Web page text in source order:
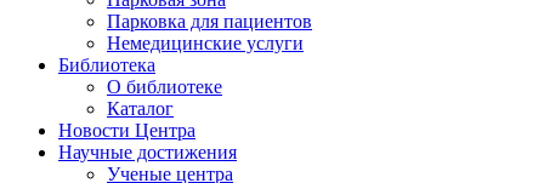
Парковка для пациентов
Немедицинские услуги
Библиотека
О библиотеке
Каталог
Новости Центра
Научные достижения
Ученые центра